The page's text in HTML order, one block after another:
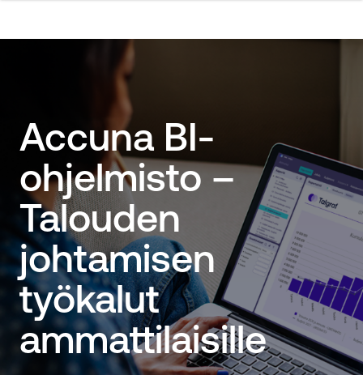
Accuna BI-
ohjelmisto –
Talouden
johtamisen
työkalut
ammattilaisille